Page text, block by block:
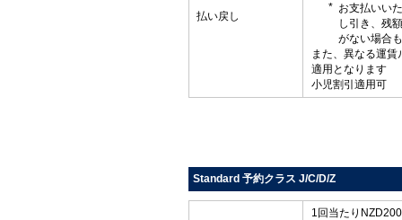
払い戻し
お支払いい
し引き、残
がない場合
また、異なる運
適用となります
小児割引適用可
Standard 予約クラス J/C/D/Z
1回当たり